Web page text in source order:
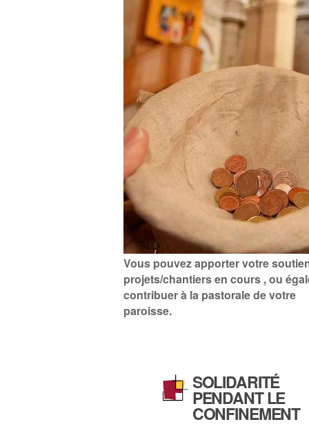
Vous pouvez apporter votre
projets/chantiers en cours , ou
contribuer à la pastorale de votre
paroisse.
SOLIDARITÉ
PENDANT LE
CONFINEMENT